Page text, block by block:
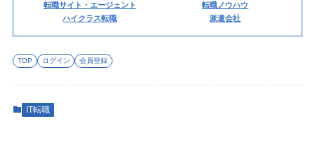
転職サイト・エージェント
転職ノウハウ
ハイクラス転職
派遣会社
TOP ログイン 会員登録
IT転職